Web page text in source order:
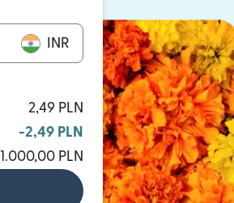
INR
2,49 PLN
-2,49 PLN
1.000,00 PLN